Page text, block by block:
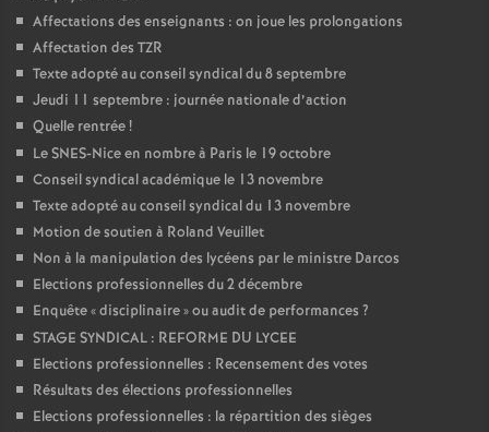
Affectations des enseignants : on joue les prolongations
Affectation des TZR
Texte adopté au conseil syndical du 8 septembre
Jeudi 11 septembre : journée nationale d’action
Quelle rentrée!
Le SNES-Nice en nombre à Paris le 19 octobre
Conseil syndical académique le 13 novembre
Texte adopté au conseil syndical du 13 novembre
Motion de soutien à Roland Veuillet
Non à la manipulation des lycéens par le ministre Darcos
Elections professionnelles du 2 décembre
Enquête «disciplinaire» ou audit de performances ?
STAGE SYNDICAL : REFORME DU LYCEE
Elections professionnelles : Recensement des votes
Résultats des élections professionnelles
Elections professionnelles : la répartition des sièges